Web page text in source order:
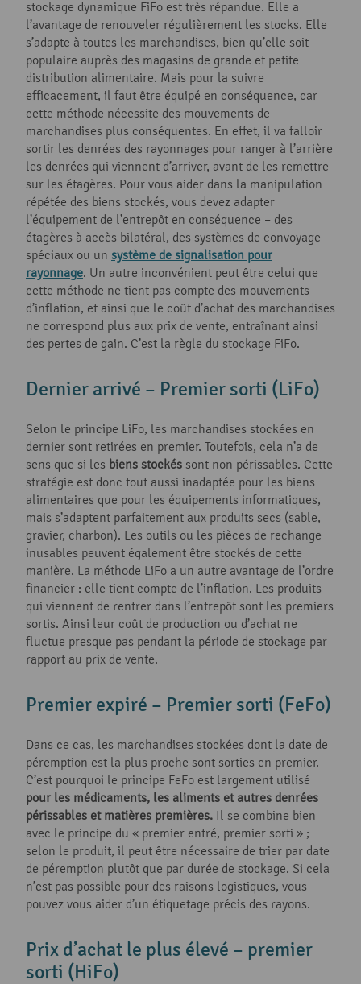
stockage dynamique FiFo est très répandue. Elle a
l’avantage de renouveler régulièrement les stocks. Elle
s’adapte à toutes les marchandises, bien qu’elle soit
populaire auprès des magasins de grande et petite
distribution alimentaire. Mais pour la suivre
efficacement, il faut être équipé en conséquence, car
cette méthode nécessite des mouvements de
marchandises plus conséquentes. En effet, il va falloir
sortir les denrées des rayonnages pour ranger à l’arrière
les denrées qui viennent d’arriver, avant de les remettre
sur les étagères. Pour vous aider dans la manipulation
répétée des biens stockés, vous devez adapter
l’équipement de l’entrepôt en conséquence – des
étagères à accès bilatéral, des systèmes de convoyage
spéciaux ou un système de signalisation pour
rayonnage. Un autre inconvénient peut être celui que
cette méthode ne tient pas compte des mouvements
d’inflation, et ainsi que le coût d’achat des marchandises
ne correspond plus aux prix de vente, entraînant ainsi
des pertes de gain. C’est la règle du stockage FiFo.
Dernier arrivé – Premier sorti (LiFo)
Selon le principe LiFo, les marchandises stockées en
dernier sont retirées en premier. Toutefois, cela n’a de
sens que si les biens stockés sont non périssables. Cette
stratégie est donc tout aussi inadaptée pour les biens
alimentaires que pour les équipements informatiques,
mais s’adaptent parfaitement aux produits secs (sable,
gravier, charbon). Les outils ou les pièces de rechange
inusables peuvent également être stockés de cette
manière. La méthode LiFo a un autre avantage de l’ordre
financier : elle tient compte de l’inflation. Les produits
qui viennent de rentrer dans l’entrepôt sont les premiers
sortis. Ainsi leur coût de production ou d’achat ne
fluctue presque pas pendant la période de stockage par
rapport au prix de vente.
Premier expiré – Premier sorti (FeFo)
Dans ce cas, les marchandises stockées dont la date de
péremption est la plus proche sont sorties en premier.
C’est pourquoi le principe FeFo est largement utilisé
pour les médicaments, les aliments et autres denrées
périssables et matières premières. Il se combine bien
avec le principe du « premier entré, premier sorti » ;
selon le produit, il peut être nécessaire de trier par date
de péremption plutôt que par durée de stockage. Si cela
n’est pas possible pour des raisons logistiques, vous
pouvez vous aider d’un étiquetage précis des rayons.
Prix d’achat le plus élevé – premier
sorti (HiFo)